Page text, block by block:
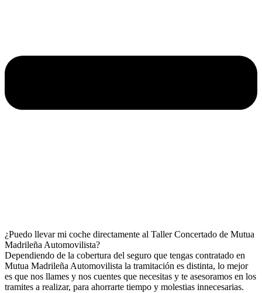
¿Puedo llevar mi coche directamente al Taller Concertado de Mutua
Madrileña Automovilista?
Dependiendo de la cobertura del seguro que tengas contratado en
Mutua Madrileña Automovilista la tramitación es distinta, lo mejor
es que nos llames y nos cuentes que necesitas y te asesoramos en los
tramites a realizar, para ahorrarte tiempo y molestias innecesarias.